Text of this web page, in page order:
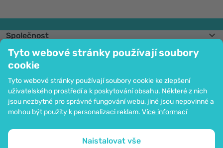
Tyto webové stránky používají soubory
cookie
Tyto webové stránky používají soubory cookie ke zlepšení
uživatelského prostředí a k poskytování obsahu. Některé z nich
jsou nezbytné pro správné fungování webu, jiné jsou nepovinné a
mohou být použity k personalizaci reklam. Více informací
Naistalovat vše
Společnost
Připojte se k nám
Pomoc a objednávky
Možnost platby kartou. Ochrana osobních údajů zaručena pomocí šifrování
SSL.
Mapa stránek